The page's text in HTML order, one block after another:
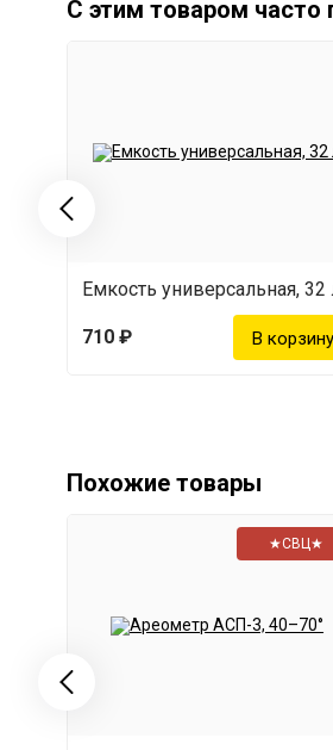
С этим товаром часто
Емкость универсальная, 32
710 ₽
Похожие товары
★СВЦ★